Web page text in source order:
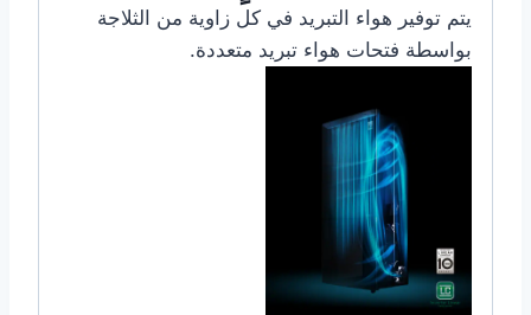
يتم توفير هواء التبريد في كل زاوية من الثلاجة
بواسطة فتحات هواء تبريد متعددة.